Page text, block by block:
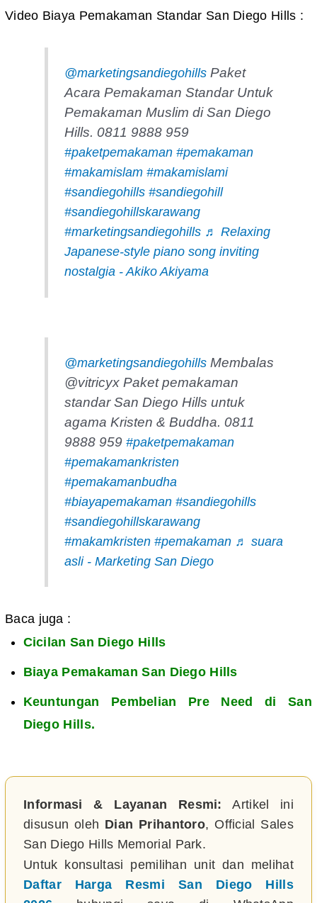
Video Biaya Pemakaman Standar San Diego Hills :
@marketingsandiegohillsPaket
Acara Pemakaman Standar Untuk
Pemakaman Muslim di San Diego
Hills. 0811 9888 959
#paketpemakaman #pemakaman
#makamislam #makamislami
#sandiegohills #sandiegohill
#sandiegohillskarawang
#marketingsandiegohills ♬ Relaxing
Japanese-style piano song inviting
nostalgia - Akiko Akiyama
@marketingsandiegohillsMembalas
@vitricyx Paket pemakaman
standar San Diego Hills untuk
agama Kristen & Buddha. 0811
9888 959 #paketpemakaman
#pemakamankristen
#pemakamanbudha
#biayapemakaman #sandiegohills
#sandiegohillskarawang
#makamkristen #pemakaman ♬ suara
asli - Marketing San Diego
Baca juga :
Cicilan San Diego Hills
Biaya Pemakaman San Diego Hills
Keuntungan Pembelian Pre Need di San
Diego Hills.
Informasi & Layanan Resmi: Artikel ini
disusun oleh Dian Prihantoro, Official Sales
San Diego Hills Memorial Park.
Untuk konsultasi pemilihan unit dan melihat
Daftar Harga Resmi San Diego Hills